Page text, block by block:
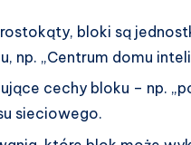
bloki są
np. „Centrum domu
cechy bloku – np.
sieciowego.